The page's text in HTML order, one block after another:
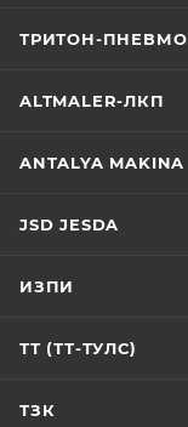
ТРИТОН-ПНЕВМО
ALTMALER-ЛКП
ANTALYA MAKINA
JSD JESDA
ИЗПИ
ТТ (ТТ-ТУЛС)
ТЗК